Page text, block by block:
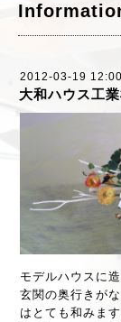
2012-03-19
大和ハウス工
モデルハウスに
玄関の奥行きが
はとても和みます